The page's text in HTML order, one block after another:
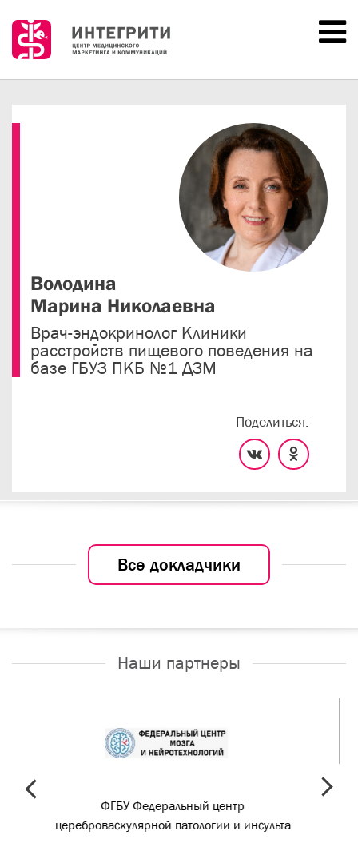
О НАС
КОНТАКТЫ
Володина
Марина Николаевна
Врач-эндокринолог Клиники
расстройств пищевого поведения на
базе ГБУЗ ПКБ №1 ДЗМ
Поделиться:
Все докладчики
Наши партнеры
ФГБУ Федеральный центр
цереброваскулярной патологии и инсульта
prev
next